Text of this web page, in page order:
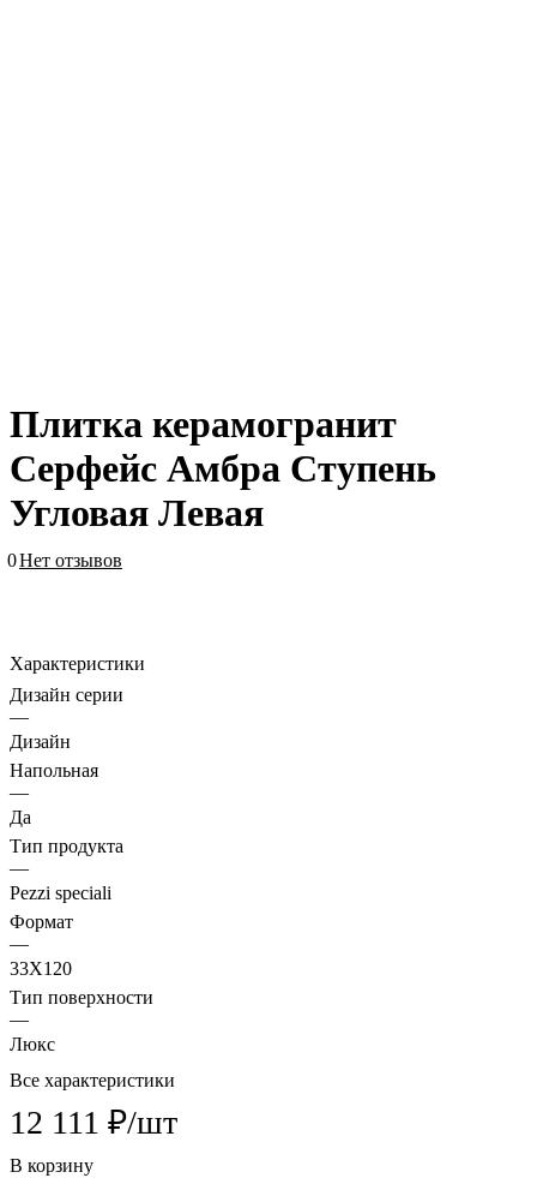
Плитка керамогранит
Серфейс Амбра Ступень
Угловая Левая
0Нет отзывов
Характеристики
Дизайн серии
—
Дизайн
Напольная
—
Да
Тип продукта
—
Pezzi speciali
Формат
—
33X120
Тип поверхности
—
Люкс
Все характеристики
12 111 ₽/шт
В корзину